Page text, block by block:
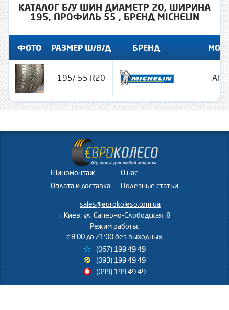
КАТАЛОГ Б/У ШИН ДИАМЕТР 20, ШИРИНА
195, ПРОФИЛЬ 55 , БРЕНД MICHELIN
ФОТО РАЗМЕР Ш/В/Д БРЕНД
195/ 55 R20
Шиномонтаж
Оплата и доставка
О нас
Полезные статьи
sales@eurokoleso.com.ua
г.Киев, ул. Саперно-Слободская, 8
Режим работы:
с 8:00 до 21:00 без выходных
(067) 199 49 49
(093) 199 49 49
(099) 199 49 49